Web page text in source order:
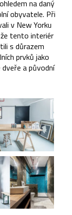
na daný
obyvatele. Při
v New Yorku
tento interiér
s důrazem
prvků jako
a původní